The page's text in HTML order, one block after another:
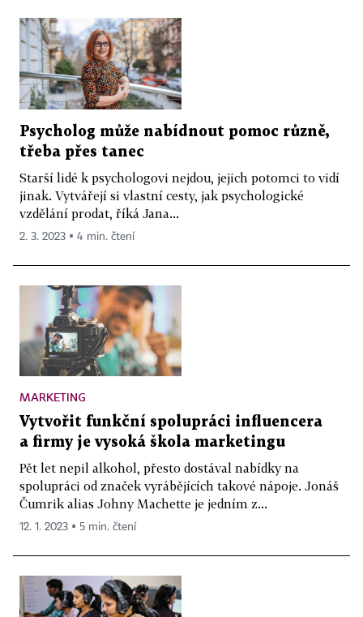
Psycholog může nabídnout pomoc různě,
třeba přes tanec
Starší lidé k psychologovi nejdou, jejich potomci to vidí
jinak. Vytvářejí si vlastní cesty, jak psychologické
vzdělání prodat, říká Jana...
2. 3. 2023 ▪ 4 min. čtení
MARKETING
Vytvořit funkční spolupráci influencera
a firmy je vysoká škola marketingu
Pět let nepil alkohol, přesto dostával nabídky na
spolupráci od značek vyrábějících takové nápoje. Jonáš
Čumrik alias Johny Machette je jedním z...
12. 1. 2023 ▪ 5 min. čtení